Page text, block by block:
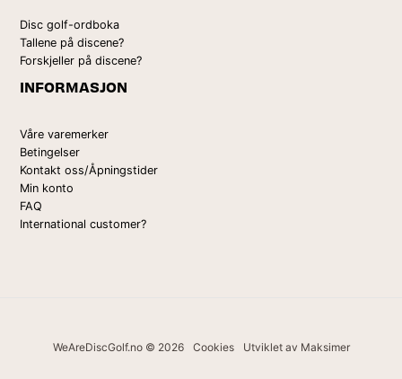
Disc golf-ordboka
Tallene på discene?
Forskjeller på discene?
INFORMASJON
Våre varemerker
Betingelser
Kontakt oss/Åpningstider
Min konto
FAQ
International customer?
WeAreDiscGolf.no © 2026 Cookies Utviklet av Maksimer